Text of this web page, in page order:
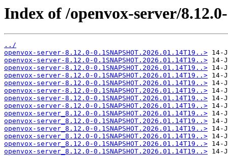
Index of /openvox-server/
../
openvox-server-8.12.0-0.1SNAPSHOT.2026.01.14T19..>
openvox-server-8.12.0-0.1SNAPSHOT.2026.01.14T19..>
openvox-server-8.12.0-0.1SNAPSHOT.2026.01.14T19..>
openvox-server-8.12.0-0.1SNAPSHOT.2026.01.14T19..>
openvox-server-8.12.0-0.1SNAPSHOT.2026.01.14T19..>
openvox-server-8.12.0-0.1SNAPSHOT.2026.01.14T19..>
openvox-server-8.12.0-0.1SNAPSHOT.2026.01.14T19..>
openvox-server-8.12.0-0.1SNAPSHOT.2026.01.14T19..>
openvox-server_8.12.0-0.1SNAPSHOT.2026.01.14T19..>
openvox-server_8.12.0-0.1SNAPSHOT.2026.01.14T19..>
openvox-server_8.12.0-0.1SNAPSHOT.2026.01.14T19..>
openvox-server_8.12.0-0.1SNAPSHOT.2026.01.14T19..>
openvox-server_8.12.0-0.1SNAPSHOT.2026.01.14T19..>
openvox-server_8.12.0-0.1SNAPSHOT.2026.01.14T19..>